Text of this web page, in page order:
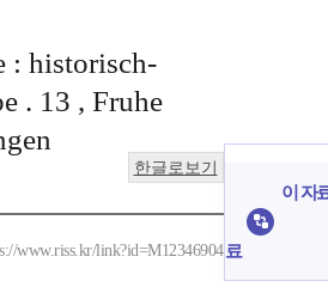
: historisch-
. 13 , Fruhe
한글로보기
www.riss.kr/link?id=M12346904
이 자
료